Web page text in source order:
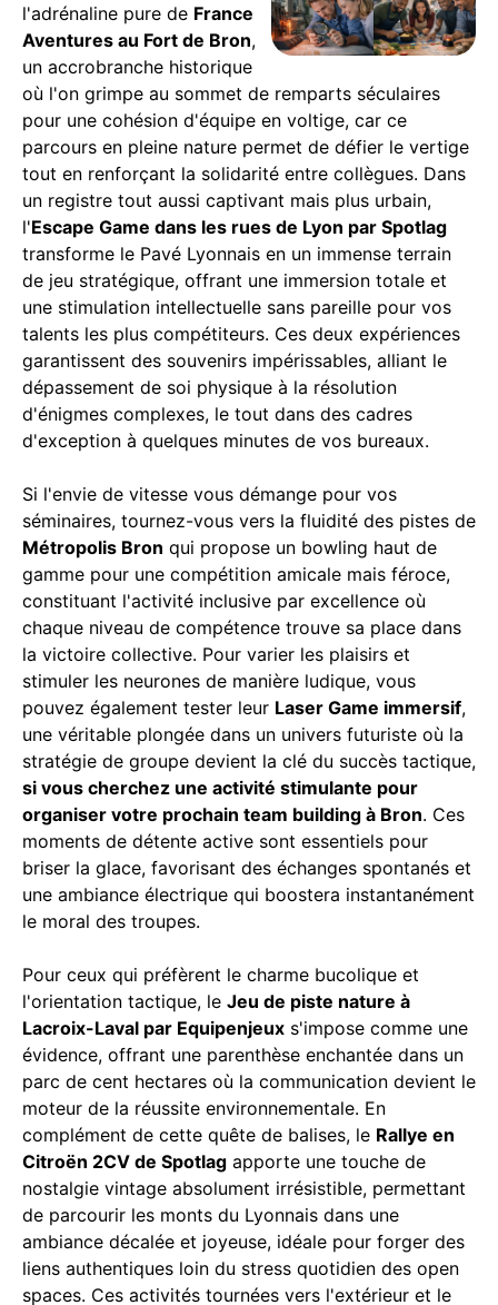
l'adrénaline pure de France
Aventures au Fort de Bron,
un accrobranche historique
où l'on grimpe au sommet de remparts séculaires
pour une cohésion d'équipe en voltige, car ce
parcours en pleine nature permet de défier le vertige
tout en renforçant la solidarité entre collègues. Dans
un registre tout aussi captivant mais plus urbain,
l'Escape Game dans les rues de Lyon par Spotlag
transforme le Pavé Lyonnais en un immense terrain
de jeu stratégique, offrant une immersion totale et
une stimulation intellectuelle sans pareille pour vos
talents les plus compétiteurs. Ces deux expériences
garantissent des souvenirs impérissables, alliant le
dépassement de soi physique à la résolution
d'énigmes complexes, le tout dans des cadres
d'exception à quelques minutes de vos bureaux.
Si l'envie de vitesse vous démange pour vos
séminaires, tournez-vous vers la fluidité des pistes de
Métropolis Bron qui propose un bowling haut de
gamme pour une compétition amicale mais féroce,
constituant l'activité inclusive par excellence où
chaque niveau de compétence trouve sa place dans
la victoire collective. Pour varier les plaisirs et
stimuler les neurones de manière ludique, vous
pouvez également tester leur Laser Game immersif,
une véritable plongée dans un univers futuriste où la
stratégie de groupe devient la clé du succès tactique,
si vous cherchez une activité stimulante pour
organiser votre prochain team building à Bron. Ces
moments de détente active sont essentiels pour
briser la glace, favorisant des échanges spontanés et
une ambiance électrique qui boostera instantanément
le moral des troupes.
Pour ceux qui préfèrent le charme bucolique et
l'orientation tactique, le Jeu de piste nature à
Lacroix-Laval par Equipenjeux s'impose comme une
évidence, offrant une parenthèse enchantée dans un
parc de cent hectares où la communication devient le
moteur de la réussite environnementale. En
complément de cette quête de balises, le Rallye en
Citroën 2CV de Spotlag apporte une touche de
nostalgie vintage absolument irrésistible, permettant
de parcourir les monts du Lyonnais dans une
ambiance décalée et joyeuse, idéale pour forger des
liens authentiques loin du stress quotidien des open
spaces. Ces activités tournées vers l'extérieur et le